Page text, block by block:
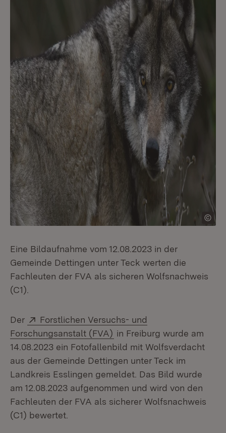
Eine Bildaufnahme vom 12.08.2023 in der
Gemeinde Dettingen unter Teck werten die
Fachleuten der FVA als sicheren Wolfsnachweis
(C1).
Der Extern:
Forstlichen Versuchs- und
Forschungsanstalt (FVA) (Öffnet in neuem Fenster)
in Freiburg wurde am
14.08.2023 ein Fotofallenbild mit Wolfsverdacht
aus der Gemeinde Dettingen unter Teck im
Landkreis Esslingen gemeldet. Das Bild wurde
am 12.08.2023 aufgenommen und wird von den
Fachleuten der FVA als sicherer Wolfsnachweis
(C1) bewertet.